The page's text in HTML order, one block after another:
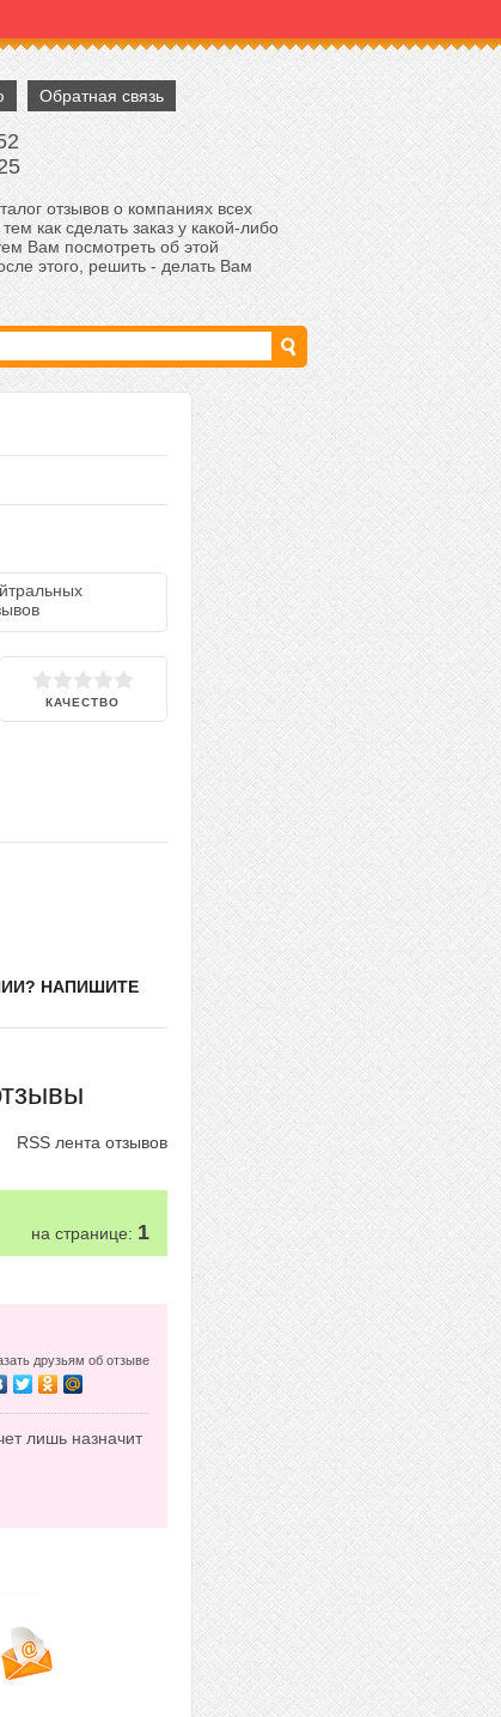
Обратная связь
отзывов о компаниях всех
как сделать заказ у какой-либо
Вам посмотреть об этой
этого, решить - делать Вам
КАЧЕСТВО
НАПИШИТЕ
RSS лента отзывов
на странице: 1
друзьям об отзыве
лишь назначит